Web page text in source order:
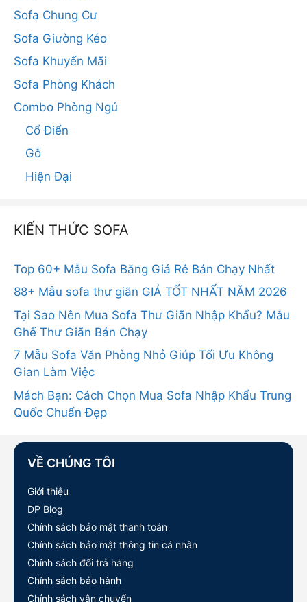
Sofa Chung Cư
Sofa Giường Kéo
Sofa Khuyến Mãi
Sofa Phòng Khách
Combo Phòng Ngủ
Cổ Điển
Gỗ
Hiện Đại
KIẾN THỨC SOFA
Top 60+ Mẫu Sofa Băng Giá Rẻ Bán Chạy Nhất
88+ Mẫu sofa thư giãn GIÁ TỐT NHẤT NĂM 2026
Tại Sao Nên Mua Sofa Thư Giãn Nhập Khẩu? Mẫu
Ghế Thư Giãn Bán Chạy
7 Mẫu Sofa Văn Phòng Nhỏ Giúp Tối Ưu Không
Gian Làm Việc
Mách Bạn: Cách Chọn Mua Sofa Nhập Khẩu Trung
Quốc Chuẩn Đẹp
VỀ CHÚNG TÔI
Giới thiệu
DP Blog
Chính sách bảo mật thanh toán
Chính sách bảo mật thông tin cá nhân
Chính sách đổi trả hàng
Chính sách bảo hành
Chính sách vận chuyển